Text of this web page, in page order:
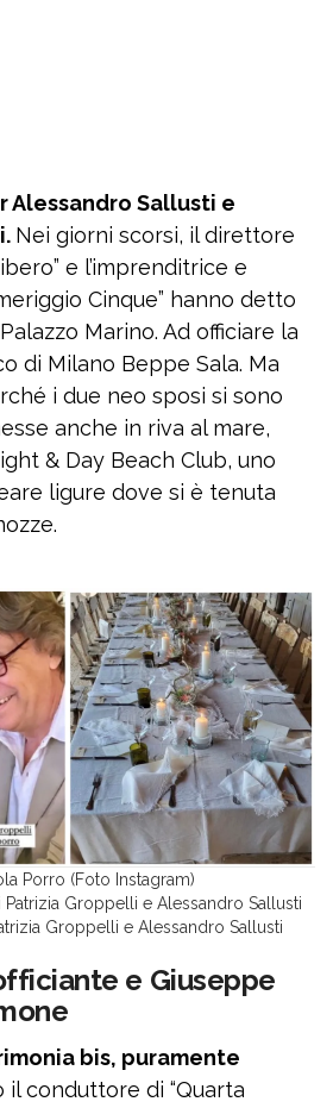
Alessandro Sallusti e
Nei giorni scorsi, il direttore
e l’imprenditrice e
Cinque” hanno detto
Marino. Ad officiare la
di Milano Beppe Sala. Ma
i due neo sposi si sono
anche in riva al mare,
& Day Beach Club, uno
ligure dove si è tenuta
Porro (Foto Instagram)
Groppelli e Alessandro Sallusti
e Giuseppe
bis, puramente
il conduttore di “Quarta